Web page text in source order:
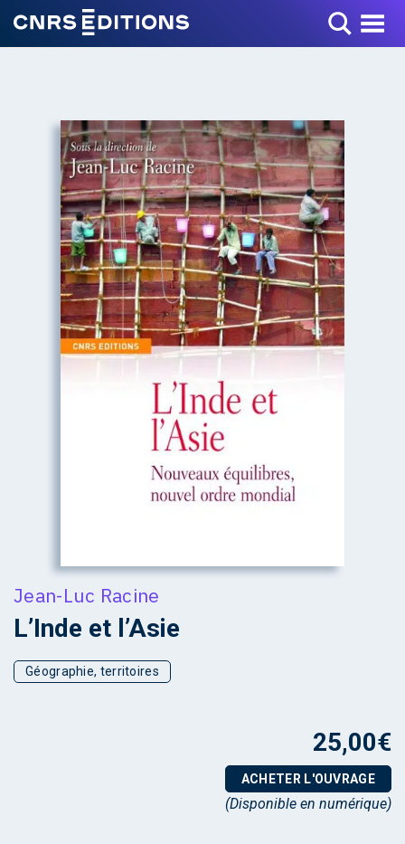
Toggle Menu
+
Jean-Luc Racine
L’Inde et l’Asie
Géographie, territoires
25,00€
ACHETER L'OUVRAGE
(Disponible en numérique)